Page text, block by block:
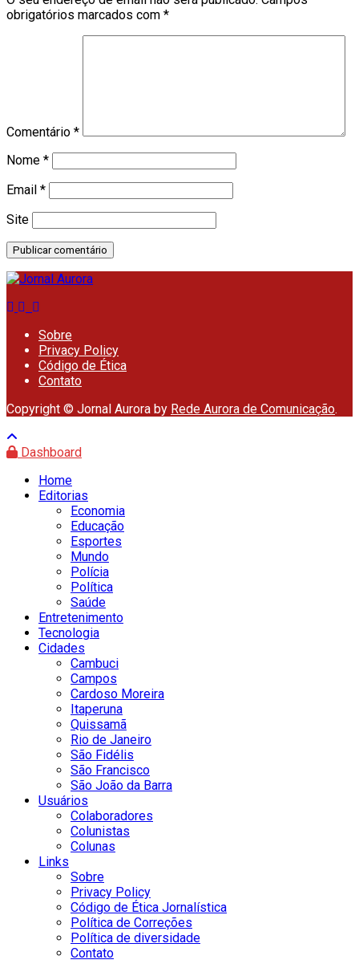
obrigatórios marcados com *
Comentário *
Nome *
Email *
Site
Sobre
Privacy Policy
Código de Ética
Contato
Copyright © Jornal Aurora by Rede Aurora de Comunicação.
Dashboard
Home
Editorias
Economia
Educação
Esportes
Mundo
Polícia
Política
Saúde
Entretenimento
Tecnologia
Cidades
Cambuci
Campos
Cardoso Moreira
Itaperuna
Quissamã
Rio de Janeiro
São Fidélis
São Francisco
São João da Barra
Usuários
Colaboradores
Colunistas
Colunas
Links
Sobre
Privacy Policy
Código de Ética Jornalística
Política de Correções
Política de diversidade
Contato